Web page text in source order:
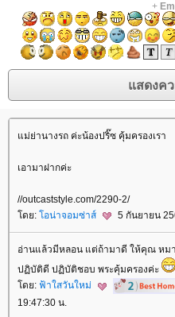
+
ม่ย่านางรถ ค่ะน้องปริ๊ซ คุ้มครองเรา
เอามาฝากค่ะ
//outcaststyle.com/2290-2/
ดย: อน่าจอมซ่าส์ 5 กันยายน
อ่านแล้วมีหลอน แต่ถ้ามาดี ให้คุณ หม
ปฏิบัติดี ปฏิบัติชอบ พระคุ้มครองค่ะ
ดย: ฟ้าใสวันใหม่
19:47:30 น.